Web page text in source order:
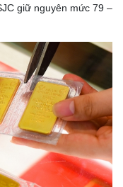
giữ nguyên mức 79 –